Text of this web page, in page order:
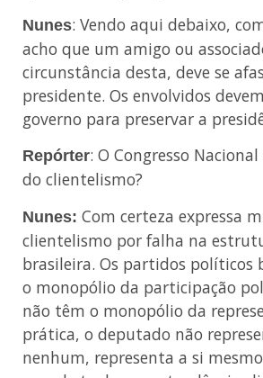
Nunes: Vendo aqui debaixo,
acho que um amigo ou
circunstância desta, deve se
presidente. Os envolvidos
governo para preservar a
Repórter: O Congresso
do clientelismo?
Nunes: Com certeza expressa
clientelismo por falha na
brasileira. Os partidos políticos
o monopólio da participação
não têm o monopólio da
prática, o deputado não
nenhum, representa a si